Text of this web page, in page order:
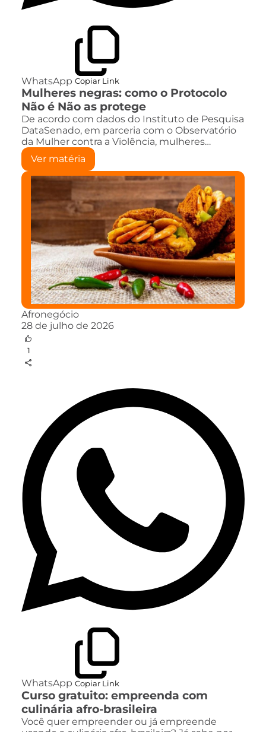
WhatsApp Copiar Link
Mulheres negras: como o Protocolo
Não é Não as protege
De acordo com dados do Instituto de Pesquisa
DataSenado, em parceria com o Observatório
da Mulher contra a Violência, mulheres…
Ver matéria
Afronegócio
28 de julho de 2026
1
WhatsApp Copiar Link
Curso gratuito: empreenda com
culinária afro-brasileira
Você quer empreender ou já empreende